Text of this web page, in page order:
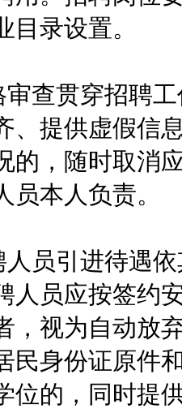
目录设置。
贯穿招聘工
、提供虚假信
的，随时取消
员本人负责。
引进待遇依
人员应按签约
，视为自动放
民身份证原件
位的，同时提